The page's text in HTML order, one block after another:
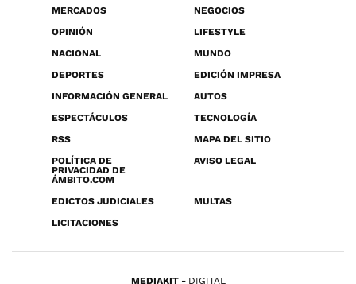
MERCADOS
NEGOCIOS
OPINIÓN
LIFESTYLE
NACIONAL
MUNDO
DEPORTES
EDICIÓN IMPRESA
INFORMACIÓN GENERAL
AUTOS
ESPECTÁCULOS
TECNOLOGÍA
RSS
MAPA DEL SITIO
POLÍTICA DE
PRIVACIDAD DE
ÁMBITO.COM
AVISO LEGAL
EDICTOS JUDICIALES
MULTAS
LICITACIONES
MEDIAKIT DIGITAL